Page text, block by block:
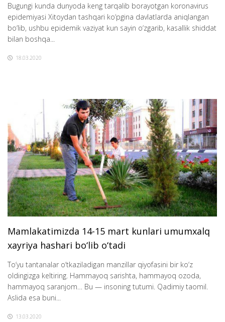
Bugungi kunda dunyoda keng tarqalib borayotgan koronavirus
epidemiyasi Xitoydan tashqari ko‘pgina davlatlarda aniqlangan
bo‘lib, ushbu epidemik vaziyat kun sayin o‘zgarib, kasallik shiddat
bilan boshqa...
18.03.2020
Mamlakatimizda 14-15 mart kunlari umumxalq
xayriya hashari bo‘lib o‘tadi
To‘yu tantanalar o‘tkaziladigan manzillar qiyofasini bir ko‘z
oldingizga keltiring. Hammayoq sarishta, hammayoq ozoda,
hammayoq saranjom… Bu — insoning tutumi. Qadimiy taomil.
Aslida esa buni...
13.03.2020